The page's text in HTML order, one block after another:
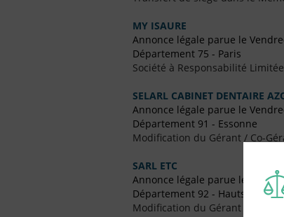
MY ISAURE
Annonce légale parue le
Département 75 - Paris
Société à Responsabilité Limitée
SELARL CABINET DENTAIRE
Annonce légale parue le
Département 91 - Essonne
Modification du Gérant / Co-
SARL ETC
Annonce légale parue le
Département 92 - Hauts-de-
Modification du Gérant / Co-